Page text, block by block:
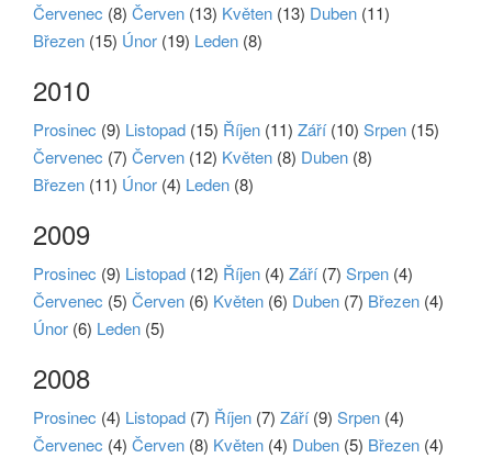
Červenec (8) Červen (13) Květen (13) Duben (11)
Březen (15) Únor (19) Leden (8)
2010
Prosinec (9) Listopad (15) Říjen (11) Září(10) Srpen (15)
Červenec (7) Červen (12) Květen (8) Duben (8)
Březen (11) Únor (4) Leden (8)
2009
Prosinec (9) Listopad (12) Říjen (4) Září(7) Srpen (4)
Červenec (5) Červen (6) Květen (6) Duben (7) Březen (4)
Únor (6) Leden (5)
2008
Prosinec (4) Listopad (7) Říjen (7) Září(9) Srpen (4)
Červenec (4) Červen (8) Květen (4) Duben (5) Březen (4)